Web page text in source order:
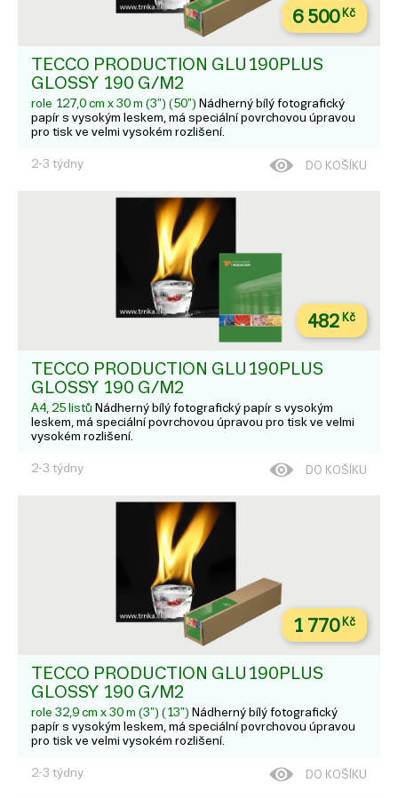
6 500Kč
TECCO PRODUCTION GLU190PLUS
GLOSSY 190 G/M2
role 127,0 cm x 30 m (3") (50") Nádherný bílý fotografický
papír s vysokým leskem, má speciální povrchovou úpravou
pro tisk ve velmi vysokém rozlišení.
2-3 týdny DO KOŠÍKU
482 Kč
TECCO PRODUCTION GLU190PLUS
GLOSSY 190 G/M2
A4, 25 listů Nádherný bílý fotografický papír s vysokým
leskem, má speciální povrchovou úpravou pro tisk ve velmi
vysokém rozlišení.
2-3 týdny DO KOŠÍKU
1 770Kč
TECCO PRODUCTION GLU190PLUS
GLOSSY 190 G/M2
role 32,9 cm x 30 m (3") (13") Nádherný bílý fotografický
papír s vysokým leskem, má speciální povrchovou úpravou
pro tisk ve velmi vysokém rozlišení.
2-3 týdny DO KOŠÍKU